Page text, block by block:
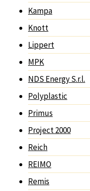
Kampa
Knott
Lippert
MPK
NDS Energy S.r.l.
Polyplastic
Primus
Project 2000
Reich
REIMO
Remis